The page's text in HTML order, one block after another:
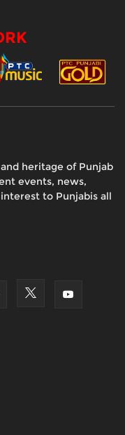
heritage of Punjab
events, news,
to Punjabis all